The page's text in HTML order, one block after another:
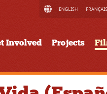
ENGLISH FRANÇAIS
Involved Projects